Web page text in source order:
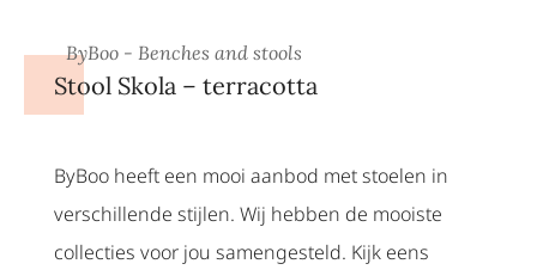
ByBoo - Benches and stools
Stool Skola – terracotta
ByBoo heeft een mooi aanbod met stoelen in
verschillende stijlen. Wij hebben de mooiste
collecties voor jou samengesteld. Kijk eens